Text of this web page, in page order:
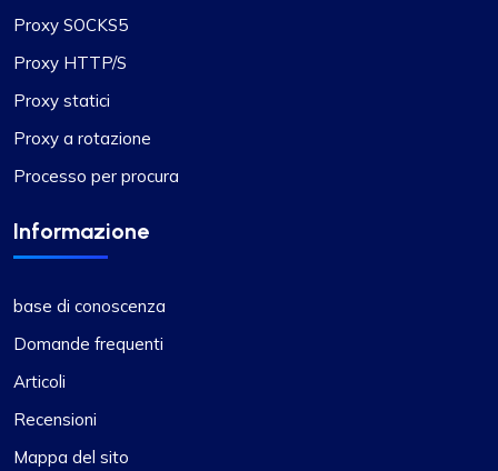
Proxy SOCKS5
Proxy HTTP/S
Proxy statici
Proxy a rotazione
Processo per procura
Informazione
base di conoscenza
Domande frequenti
Articoli
Recensioni
Mappa del sito